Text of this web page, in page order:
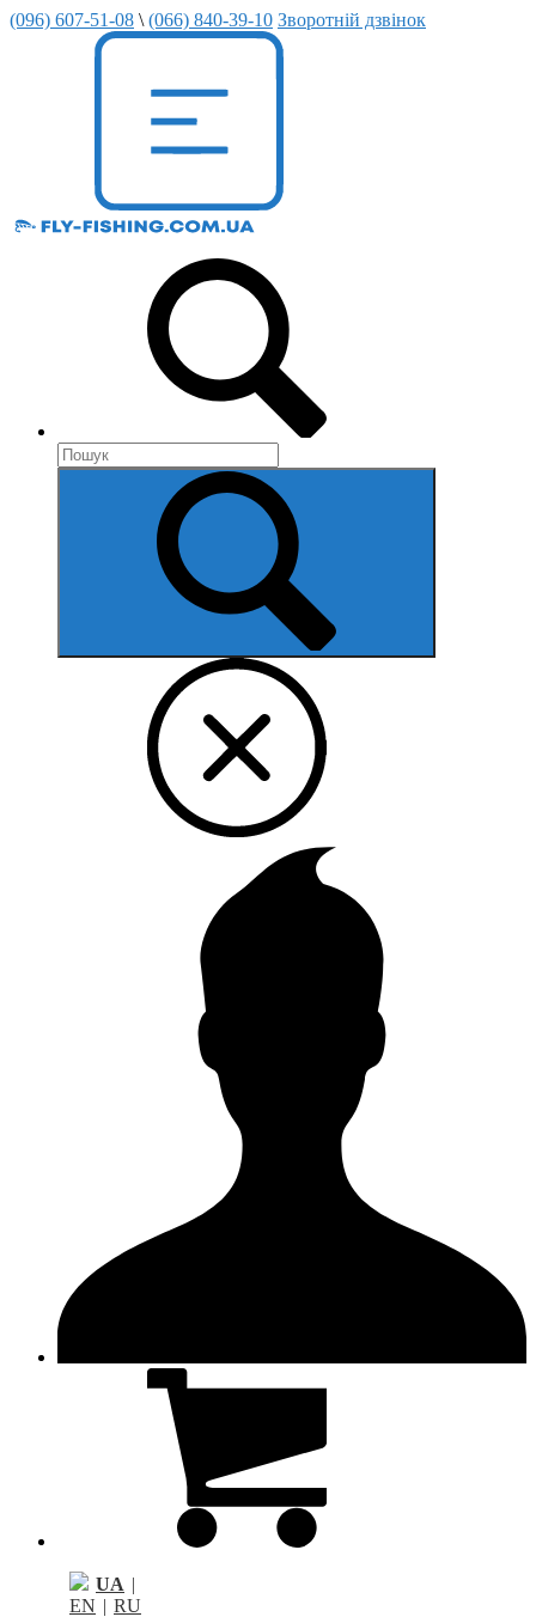
(096) 607-51-08 \ (066) 840-39-10 Зворотній дзвінок
UA |
EN | RU